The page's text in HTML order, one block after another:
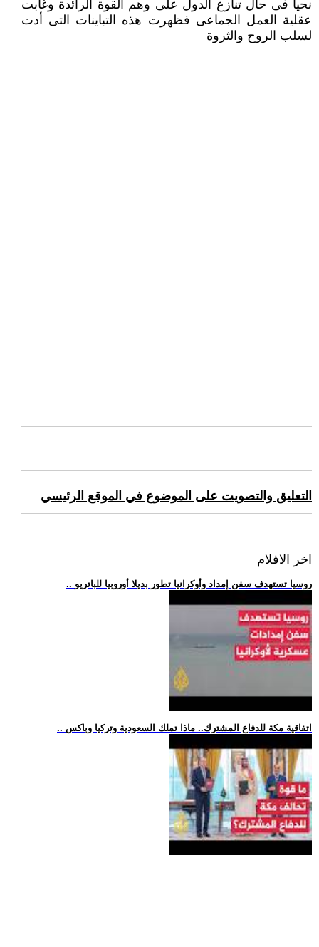
نحيا فى حال تنازع الدول على وهم القوة الرائدة وغابت
عقلية العمل الجماعى فظهرت هذه التباينات التى أدت
لسلب الروح والثروة
التعليق والتصويت على الموضوع في الموقع الرئيسي
اخر الافلام
.. روسيا تستهدف سفن إمداد وأوكرانيا تطور بديلا أوروبيا للباتريو
.. اتفاقية مكة للدفاع المشترك.. ماذا تملك السعودية وتركيا وباكس